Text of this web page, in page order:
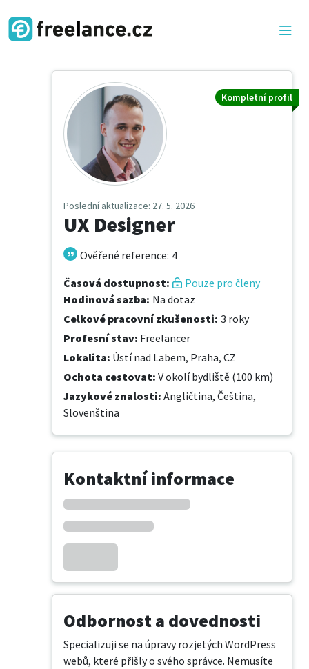
Kompletní profil
Poslední aktualizace: 27. 5. 2026
UX Designer
Ověřené reference: 4
Časová dostupnost:
Pouze pro členy
Hodinová sazba: Na dotaz
Celkové pracovní zkušenosti: 3 roky
Profesní stav: Freelancer
Lokalita: Ústí nad Labem, Praha, CZ
Ochota cestovat: V okolí bydliště (100 km)
Jazykové znalosti: Angličtina, Čeština,
Slovenština
Kontaktní informace
Odbornost a dovednosti
Specializuji se na úpravy rozjetých WordPress
webů, které přišly o svého správce. Nemusíte